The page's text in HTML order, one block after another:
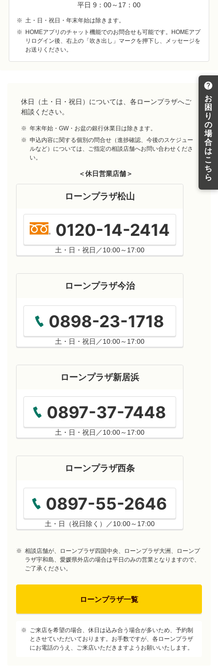
平日 9：00～17：00
※ 土・日・祝日・年末年始は除きます。
※
HOMEアプリのチャット機能でのお問合せも可能です。HOMEアプ
リログイン後、右上の「吹き出し」マークを押下し、メッセージを
お送りください。
休日（土・日・祝日）については、各ローンプラザへご
相談ください。
※ 年末年始・GW・お盆の銀行休業日は除きます。
※ 申込内容に関する個別の問合せ（進捗確認、今後のスケジュー
ルなど）については、ご指定の相談店舗へお問い合わせくださ
い。
＜休日営業店舗＞
ローンプラザ松山
0120-14-2414
土・日・祝日／10:00～17:00
ローンプラザ今治
0898-23-1718
土・日・祝日／10:00～17:00
ローンプラザ新居浜
0897-37-7448
土・日・祝日／10:00～17:00
ローンプラザ西条
0897-55-2646
土・日（祝日除く）／10:00～17:00
※ 相談店舗が、ローンプラザ四国中央、ローンプラザ大洲、ローンプ
ラザ宇和島、愛媛県外店の場合は平日のみの営業となりますので、
ご了承ください。
ローンプラザ一覧
※
ご来店を希望の場合、休日は込み合う場合が多いため、予約制
とさせていただいております。お手数ですが、各ローンプラザ
にお電話のうえ、ご来店いただきますようお願いいたします。
お
困
り
の
場
合
は
こ
ち
ら